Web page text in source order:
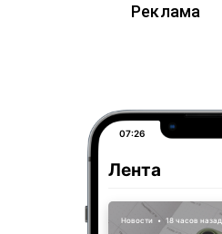
Реклама
07:26
Лента
Новости • 18 часов назад